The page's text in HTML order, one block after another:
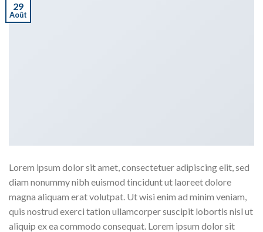
29
Août
Lorem ipsum dolor sit amet, consectetuer adipiscing elit, sed
diam nonummy nibh euismod tincidunt ut laoreet dolore
magna aliquam erat volutpat. Ut wisi enim ad minim veniam,
quis nostrud exerci tation ullamcorper suscipit lobortis nisl ut
aliquip ex ea commodo consequat. Lorem ipsum dolor sit